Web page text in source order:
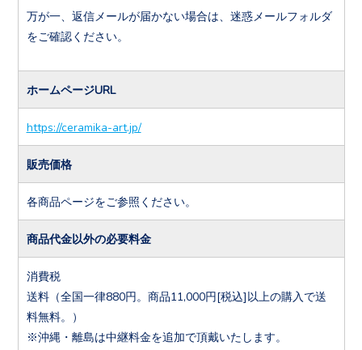
万が一、返信メールが届かない場合は、迷惑メールフォルダ
をご確認ください。
ホームページURL
https://ceramika-art.jp/
販売価格
各商品ページをご参照ください。
商品代金以外の必要料金
消費税
送料（全国一律880円。商品11,000円[税込]以上の購入で送
料無料。）
※沖縄・離島は中継料金を追加で頂戴いたします。